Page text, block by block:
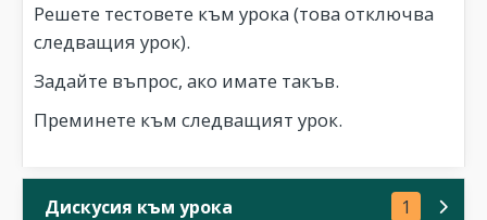
Решете тестовете към урока (това отключва
следващия урок).
Задайте въпрос, ако имате такъв.
Преминете към следващият урок.
Дискусия към урока 1